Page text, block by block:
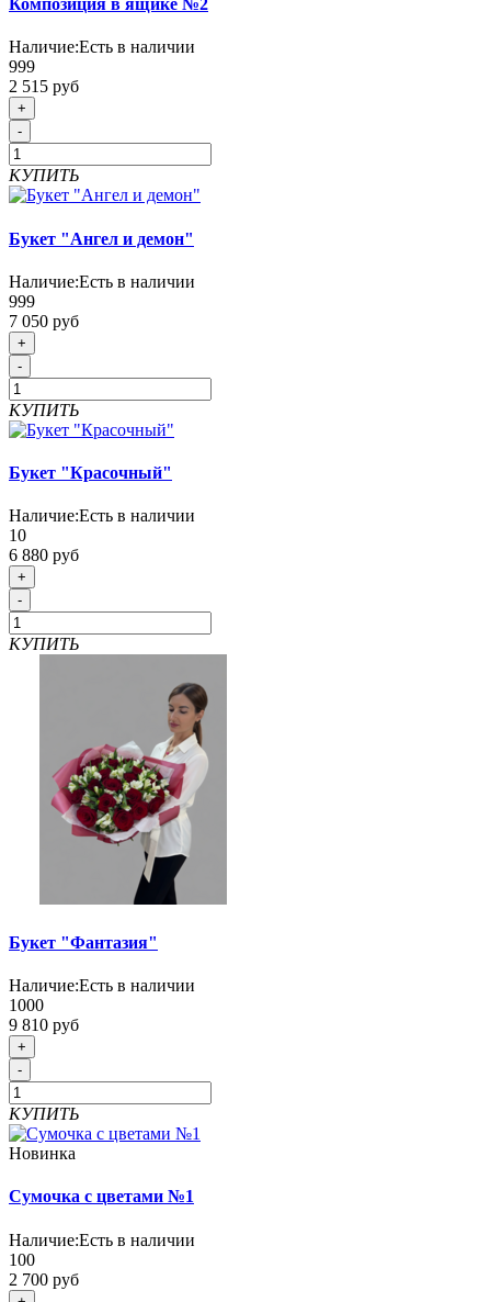
Композиция в ящике №2
Наличие:Есть в наличии
999
2 515 руб
+
-
КУПИТЬ
Букет "Ангел и демон"
Наличие:Есть в наличии
999
7 050 руб
+
-
КУПИТЬ
Букет "Красочный"
Наличие:Есть в наличии
10
6 880 руб
+
-
КУПИТЬ
Букет "Фантазия"
Наличие:Есть в наличии
1000
9 810 руб
+
-
КУПИТЬ
Новинка
Сумочка с цветами №1
Наличие:Есть в наличии
100
2 700 руб